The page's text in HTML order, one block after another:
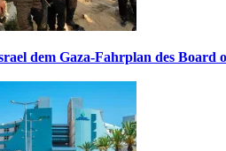
dem Gaza-Fahrplan des Board